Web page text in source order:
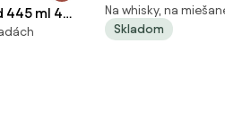
445 ml 4
Na whisky, na
Skladom